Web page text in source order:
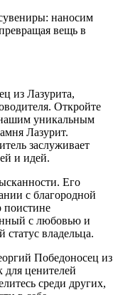
наносим
вещь в
из Лазурита,
Откройте
уникальным
Лазурит.
заслуживает
и идей.
Его
с благородной
поистине
с любовью и
владельца.
Победоносец из
для ценителей
среди других,